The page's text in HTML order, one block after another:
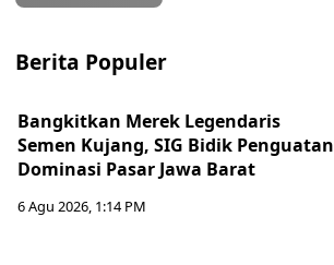
Berita Populer
Bangkitkan Merek Legendaris
Semen Kujang, SIG Bidik Penguatan
Dominasi Pasar Jawa Barat
6 Agu 2026, 1:14 PM